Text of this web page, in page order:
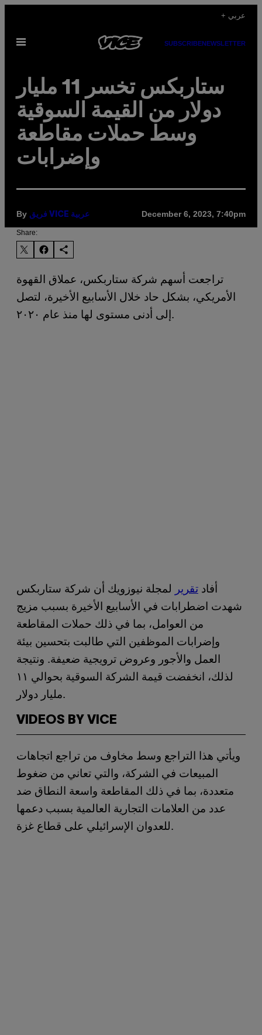
content
+ عربي
Open
SUBSCRIBENEWSLETTER
ستاربكس تخسر 11 مليار
دولار من القيمة السوقية
وسط حملات مقاطعة
وإضرابات
By فريق VICE عربية December 6, 2023, 7:40pm
Share:
تراجعت أسهم شركة ستاربكس، عملاق القهوة
الأمريكي، بشكل حاد خلال الأسابيع الأخيرة، لتصل
إلى أدنى مستوى لها منذ عام ٢٠٢٠.
أفاد تقرير لمجلة نيوزويك أن شركة ستاربكس
شهدت اضطرابات في الأسابيع الأخيرة بسبب مزيج
من العوامل، بما في ذلك حملات المقاطعة
وإضرابات الموظفين التي طالبت بتحسين بيئة
العمل والأجور وعروض ترويجية ضعيفة. ونتيجة
لذلك، انخفضت قيمة الشركة السوقية بحوالي ١١
مليار دولار.
VIDEOS BY VICE
ويأتي هذا التراجع وسط مخاوف من تراجع اتجاهات
المبيعات في الشركة، والتي تعاني من ضغوط
متعددة، بما في ذلك المقاطعة واسعة النطاق ضد
عدد من العلامات التجارية العالمية بسبب دعمها
للعدوان الإسرائيلي على قطاع غزة.